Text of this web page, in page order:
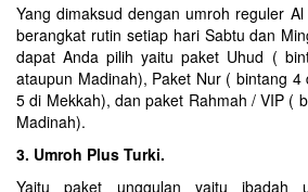
Yang dimaksud dengan umroh reguler
berangkat rutin setiap hari Sabtu dan
dapat Anda pilih yaitu paket Uhud (
ataupun Madinah), Paket Nur ( bintang
5 di Mekkah), dan paket Rahmah / VIP (
Madinah).
3. Umroh Plus Turki.
Yaitu paket unggulan yaitu ibadah